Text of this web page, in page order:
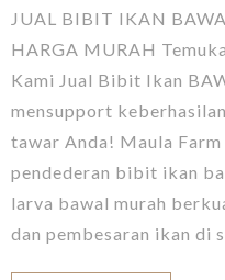
JUAL BIBIT IKAN
HARGA MURAH
Kami Jual Bibit Ikan
mensupport
tawar Anda! Maula
pendederan bibit ikan
larva bawal murah
dan pembesaran ikan di